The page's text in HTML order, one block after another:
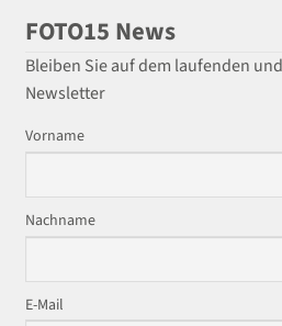
FOTO15 News
Bleiben Sie auf dem laufenden
Newsletter
Vorname
Nachname
E-Mail